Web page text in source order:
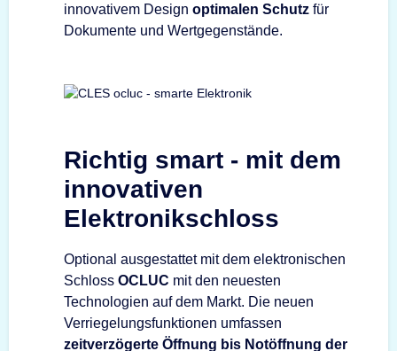
innovativem Design optimalen Schutz für
Dokumente und Wertgegenstände.
Richtig smart - mit dem
innovativen
Elektronikschloss
Optional ausgestattet mit dem elektronischen
Schloss OCLUC mit den neuesten
Technologien auf dem Markt. Die neuen
Verriegelungsfunktionen umfassen
zeitverzögerte Öffnung bis Notöffnung der